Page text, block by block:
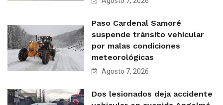
Paso Cardenal Samoré
suspende tránsito vehicular
por malas condiciones
meteorológicas
Agosto 7, 2026
Dos lesionados deja accidente